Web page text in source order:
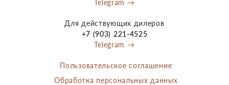
Telegram →
Для действующих дилеров
+7 (903) 221-4525
Telegram →
Пользовательское соглашение
Обработка персональных данных